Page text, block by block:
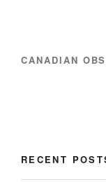
CANADIAN
RECENT